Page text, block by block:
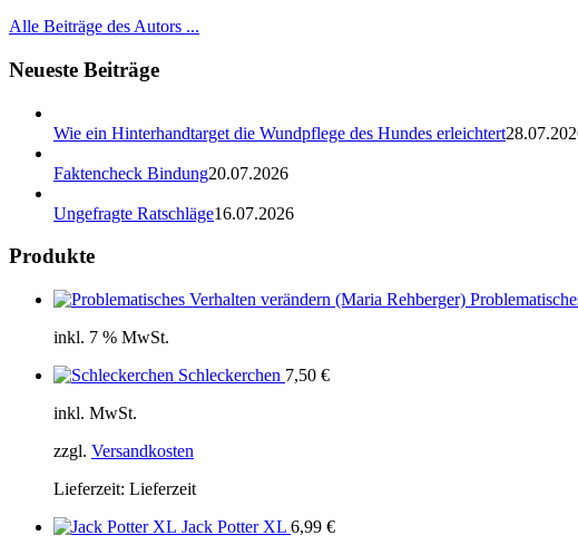
Alle Beiträge des Autors ...
Neueste Beiträge
Wie ein Hinterhandtarget die Wundpflege des Hundes erleichtert
Faktencheck Bindung20.07.2026
Ungefragte Ratschläge16.07.2026
Produkte
inkl. 7 % MwSt.
Schleckerchen 7,50 €
inkl. MwSt.
zzgl. Versandkosten
Lieferzeit: Lieferzeit
Jack Potter XL 6,99 €